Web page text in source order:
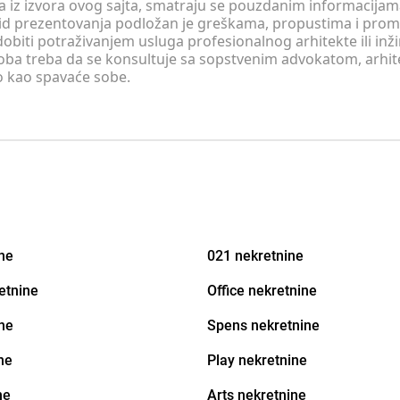
iz izvora ovog sajta, smatraju se pouzdanim
prezentovanja podložan je greškama, propustima i
potraživanjem usluga profesionalnog arhitekte ili
treba da se konsultuje sa sopstvenim advokatom,
spavaće sobe.
021 nekretnine
Office nekretnine
Spens nekretnine
Play nekretnine
Arts nekretnine